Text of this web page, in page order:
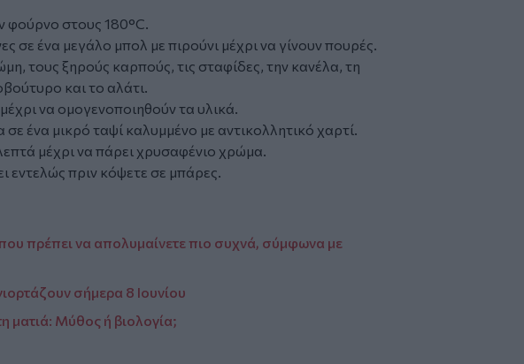
φούρνο στους 180°C.
σε ένα μεγάλο μπολ με πιρούνι μέχρι να γίνουν πουρές.
τους ξηρούς καρπούς, τις σταφίδες, την κανέλα, τη
και το αλάτι.
να ομογενοποιηθούν τα υλικά.
ένα μικρό ταψί καλυμμένο με αντικολλητικό χαρτί.
μέχρι να πάρει χρυσαφένιο χρώμα.
εντελώς πριν κόψετε σε μπάρες.
πρέπει να απολυμαίνετε πιο συχνά, σύμφωνα με
σήμερα 8 Ιουνίου
ματιά: Μύθος ή βιολογία;